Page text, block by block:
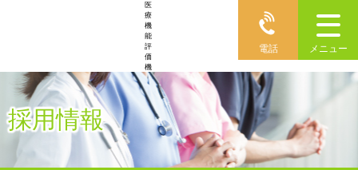
医
療
機
能
評
価
機
構
定
病
電話 メニュー
採用情報